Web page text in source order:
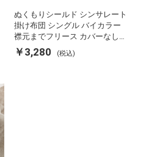
ぬくもりシールド シンサレート
掛け布団 シングル バイカラー
襟元までフリース カバーなしで
使える 軽い 丸洗い 断熱 保温 抗
菌防臭 洗える 防ダニ 軽量 ホコ
￥3,280 (税込)